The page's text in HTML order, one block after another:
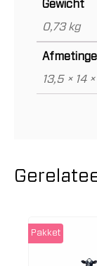
Gewicht
0,73 kg
13,5 × 14
Pakket